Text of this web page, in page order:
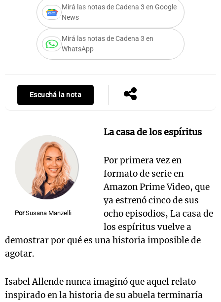
Mirá las notas de Cadena 3 en Google
News
Mirá las notas de Cadena 3 en
WhatsApp
Escuchá la nota
Por Susana Manzelli
La casa de los espíritus
Por primera vez en
formato de serie en
Amazon Prime Video, que
ya estrenó cinco de sus
ocho episodios, La casa de
los espíritus vuelve a
demostrar por qué es una historia imposible de
agotar.
Isabel Allende nunca imaginó que aquel relato
inspirado en la historia de su abuela terminaría